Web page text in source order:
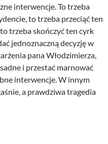
interwencje. To trzeba
to trzeba przeciąć ten
trzeba skończyć ten cyrk
jednoznaczną decyzję w
pana Włodzimierza,
i przestać marnować
interwencje. W innym
a prawdziwa tragedia